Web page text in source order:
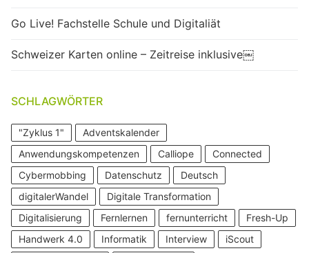
Go Live! Fachstelle Schule und Digitaliät
Schweizer Karten online – Zeitreise inklusive￼
SCHLAGWÖRTER
"Zyklus 1"
Adventskalender
Anwendungskompetenzen
Calliope
Connected
Cybermobbing
Datenschutz
Deutsch
digitalerWandel
Digitale Transformation
Digitalisierung
Fernlernen fernunterricht
Fresh-Up
Handwerk 4.0
Informatik Interview
iScout